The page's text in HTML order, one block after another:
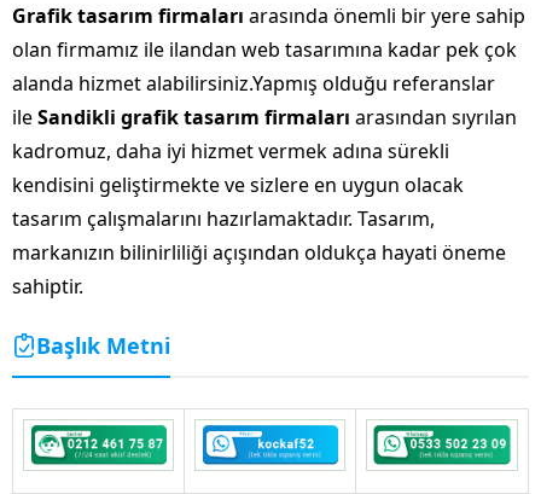
Grafik tasarım firmaları arasında önemli bir yere sahip
olan firmamız ile ilandan web tasarımına kadar pek çok
alanda hizmet alabilirsiniz.Yapmış olduğu referanslar
ileSandikli grafik tasarım firmaları arasından sıyrılan
kadromuz, daha iyi hizmet vermek adına sürekli
kendisini geliştirmekte ve sizlere en uygun olacak
tasarım çalışmalarını hazırlamaktadır. Tasarım,
markanızın bilinirliliği açışından oldukça hayati öneme
sahiptir.
Başlık Metni